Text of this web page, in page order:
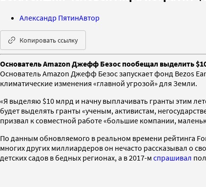
Александр ПятинАвтор
Копировать ссылку
Основатель Amazon Джефф Безос пообещал выделить
Основатель Amazon Джефф Безос запускает фонд Bezos
климатические изменения «главной угрозой» для Земли.
«Я выделяю $10 млрд и начну выплачивать гранты этим
будет выделять гранты «ученым, активистам,
призвал к совместной работе «большие компании,
По данным обновляемого в реальном времени рейтинга
многих других миллиардеров он нечасто рассказывал о
детских садов в бедных регионах, а в 2017-м спрашивал